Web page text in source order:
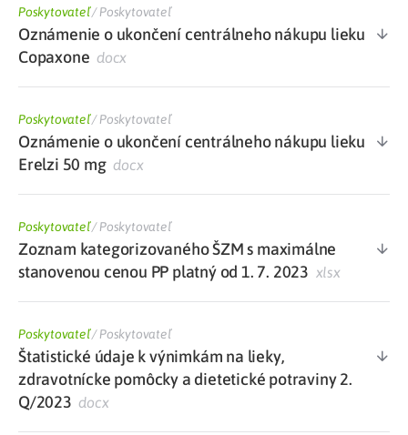
Poskytovateľ/Poskytovateľ
Oznámenie o ukončení centrálneho nákupu lieku
Copaxone docx
Poskytovateľ/Poskytovateľ
Oznámenie o ukončení centrálneho nákupu lieku
Erelzi 50 mgdocx
Poskytovateľ/Poskytovateľ
Zoznam kategorizovaného ŠZM s maximálne
stanovenou cenou PP platný od 1. 7. 2023 xlsx
Poskytovateľ/Poskytovateľ
Štatistické údaje k výnimkám na lieky,
zdravotnícke pomôcky a dietetické potraviny 2.
Q/2023 docx